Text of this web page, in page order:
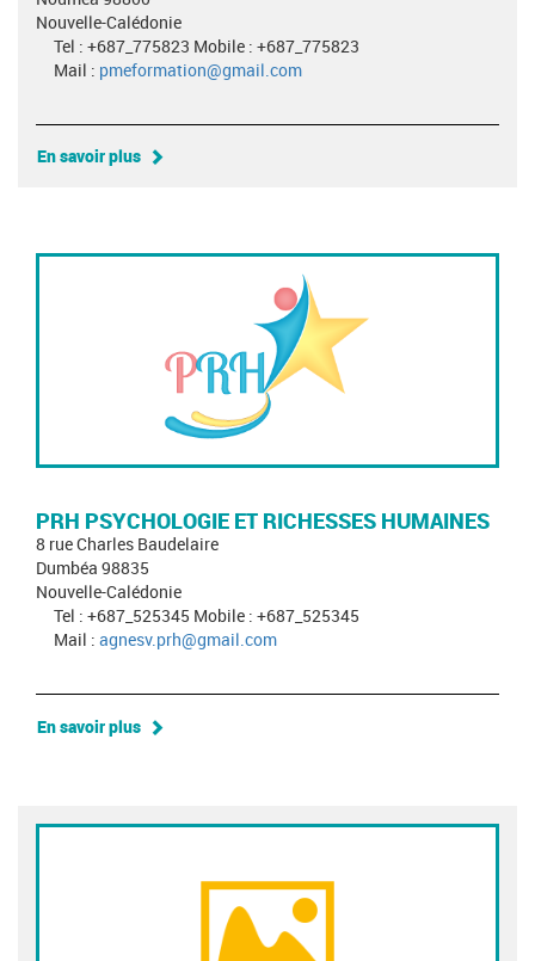
Nouvelle-Calédonie
Tel : +687_775823 Mobile : +687_775823
Mail : pmeformation@gmail.com
En savoir plus
PRH PSYCHOLOGIE ET RICHESSES HUMAINES
8 rue Charles Baudelaire
Dumbéa 98835
Nouvelle-Calédonie
Tel : +687_525345 Mobile : +687_525345
Mail : agnesv.prh@gmail.com
En savoir plus